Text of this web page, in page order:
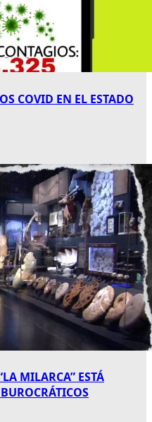
COVID EN EL ESTADO
MILARCA” ESTÁ